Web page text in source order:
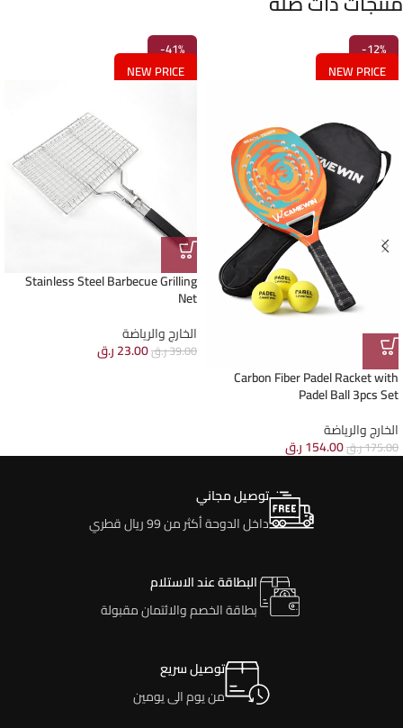
-12%
NEW PRICE
Carbon Fiber Padel Racket with
Padel Ball 3pcs Set
الخارج والرياضة
175.00ر.ق154.00ر.ق
-41%
NEW PRICE
Stainless Steel Barbecue Grilling
Net
الخارج والرياضة
39.00ر.ق23.00ر.ق
توصيل مجاني
داخل الدوحة أكثر من 99 ريال قطري
البطاقة عند الاستلام
بطاقة الخصم والائتمان مقبولة
توصيل سريع
من يوم الى يومين